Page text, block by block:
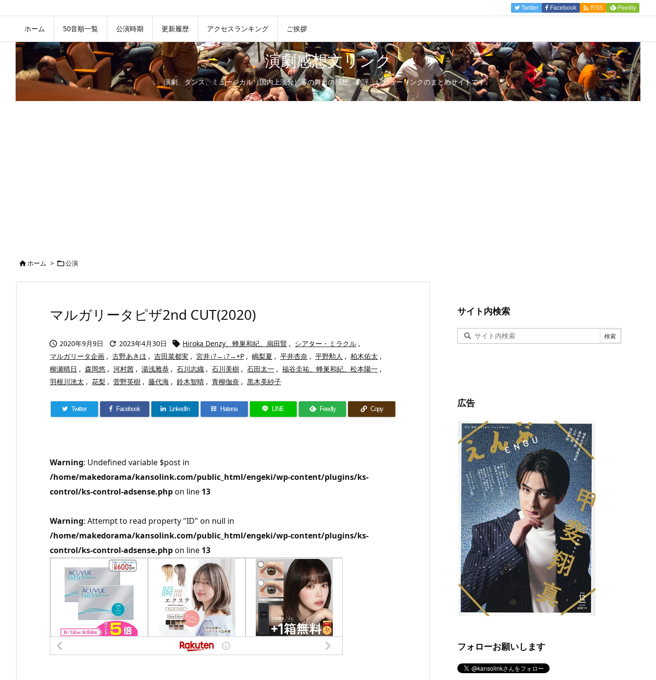
ホーム 50音順一覧 公演時期 更新履歴 アクセスランキング ご挨拶
Twitter Facebook  RSS Feedly
演劇感想文リンク
演劇、ダンス、ミュージカル（国内上演分）等の舞台の感想、劇評、レビューリンクのまとめサイトです。
ホーム > 公演
マルガリータピザ2nd CUT(2020)
 2020年9月9日  2023年4月30日  Hiroka Denzy、蜂巣和紀、扇田賢 , シアター・ミラクル ,
マルガリータ企画 , 古野あきほ , 吉田菜都実 , 宮井↓?→↓?→+P , 嶋梨夏 , 平井杏奈 , 平野勲人 , 柏木佑太 ,
柳瀬晴日 , 森岡悠 , 河村茜 , 湯浅雅恭 , 石川志織 , 石川美樹 , 石田太一 , 福谷圭祐、蜂巣和紀、松本陽一 ,
羽根川洸太 , 花梨 , 菅野英樹 , 藤代海 , 鈴木智晴 , 青柳伽奈 , 黒木美紗子
Twitter Facebook LinkedIn B! Hatena LINE Feedly Copy
Warning: Undefined variable $post in
/home/makedorama/kansolink.com/public_html/engeki/wp-content/plugins/ks-
control/ks-control-adsense.phpon line 13
Warning: Attempt to read property "ID" on null in
/home/makedorama/kansolink.com/public_html/engeki/wp-content/plugins/ks-
control/ks-control-adsense.phpon line 13
サイト内検索
広告
フォローお願いします